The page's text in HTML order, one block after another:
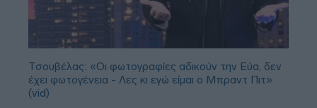
Τσουβέλας: «Οι φωτογραφίες αδικούν την Εύα, δεν
έχει φωτογένεια - Λες κι εγώ είμαι ο Μπραντ Πιτ»
(vid)